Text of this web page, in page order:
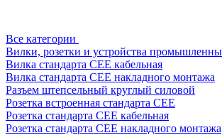
Все категории
Вилки, розетки и устройства
Вилка стандарта CEE кабельная
Вилка стандарта CEE накладного монтажа
Разъем штепсельный круглый силовой
Розетка встроенная стандарта CEE
Розетка стандарта СЕЕ кабельная
Розетка стандарта СЕЕ накладного монтажа